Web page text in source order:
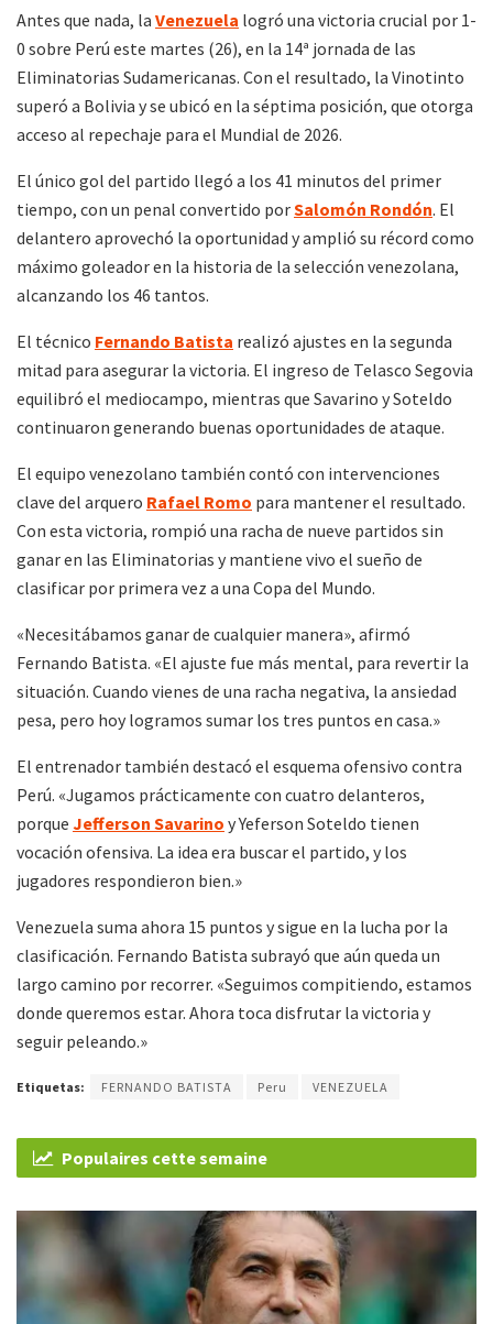
Antes que nada, la Venezuela logró una victoria crucial por 1-
0 sobre Perú este martes (26), en la 14ª jornada de las
Eliminatorias Sudamericanas. Con el resultado, la Vinotinto
superó a Bolivia y se ubicó en la séptima posición, que otorga
acceso al repechaje para el Mundial de 2026.
El único gol del partido llegó a los 41 minutos del primer
tiempo, con un penal convertido porSalomón Rondón. El
delantero aprovechó la oportunidad y amplió su récord como
máximo goleador en la historia de la selección venezolana,
alcanzando los 46 tantos.
El técnico Fernando Batista realizó ajustes en la segunda
mitad para asegurar la victoria. El ingreso de Telasco Segovia
equilibró el mediocampo, mientras que Savarino y Soteldo
continuaron generando buenas oportunidades de ataque.
El equipo venezolano también contó con intervenciones
clave del arquero Rafael Romo para mantener el resultado.
Con esta victoria, rompió una racha de nueve partidos sin
ganar en las Eliminatorias y mantiene vivo el sueño de
clasificar por primera vez a una Copa del Mundo.
«Necesitábamos ganar de cualquier manera», afirmó
Fernando Batista. «El ajuste fue más mental, para revertir la
situación. Cuando vienes de una racha negativa, la ansiedad
pesa, pero hoy logramos sumar los tres puntos en casa.»
El entrenador también destacó el esquema ofensivo contra
Perú. «Jugamos prácticamente con cuatro delanteros,
porque Jefferson Savarino y Yeferson Soteldo tienen
vocación ofensiva. La idea era buscar el partido, y los
jugadores respondieron bien.»
Venezuela suma ahora 15 puntos y sigue en la lucha por la
clasificación. Fernando Batista subrayó que aún queda un
largo camino por recorrer. «Seguimos compitiendo, estamos
donde queremos estar. Ahora toca disfrutar la victoria y
seguir peleando.»
Etiquetas: FERNANDO BATISTA Peru VENEZUELA
Populaires cette semaine